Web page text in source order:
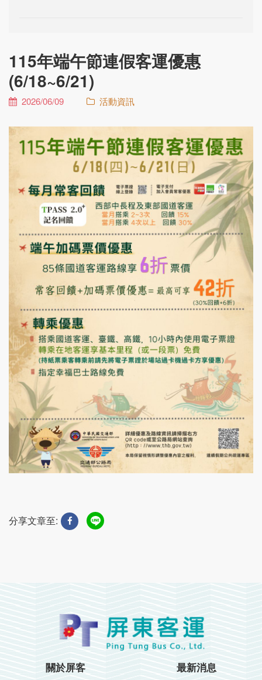
115年端午節連假客運優惠
(6/18~6/21)
2026/06/09 活動資訊
分享文章至:
關於屏客
最新消息